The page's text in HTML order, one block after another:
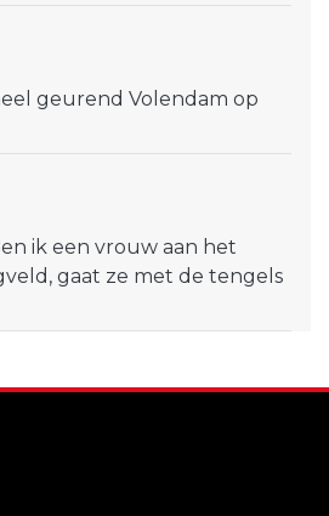
geurend Volendam op
ik een vrouw aan het
gaat ze met de tengels